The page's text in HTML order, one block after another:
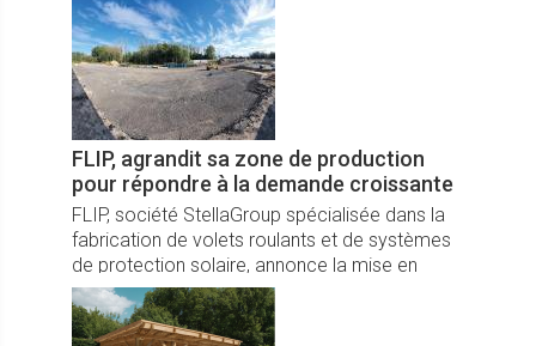
à seulement 30 km de Rouen.
FLIP, agrandit sa zone de production
pour répondre à la demande croissante
FLIP, société StellaGroup spécialisée dans la
fabrication de volets roulants et de systèmes
de protection solaire, annonce la mise en
œuvre de travaux d’agrandissement de son
site de production.